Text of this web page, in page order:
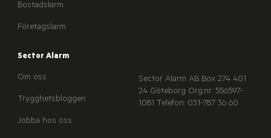
Bostadslarm
Företagslarm
Sector Alarm
Om oss
Trygghetsbloggen
Jobba hos oss
Sector Alarm AB Box 274 401
24 Göteborg Org.nr. 556597-
1081 Telefon: 031-787 36 60